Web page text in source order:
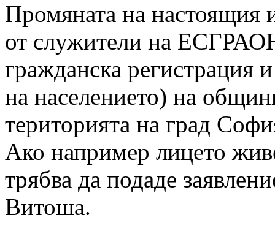
Промяната на настоящия
от служители на
гражданска регистрация
на населението) на
територията на град
Ако например лицето
трябва да подаде
Витоша.